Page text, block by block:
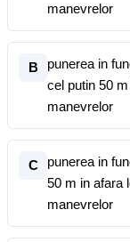
manevrelor
B
punerea in
cel putin 50
manevrelor
C
punerea in
50 m in afara
manevrelor